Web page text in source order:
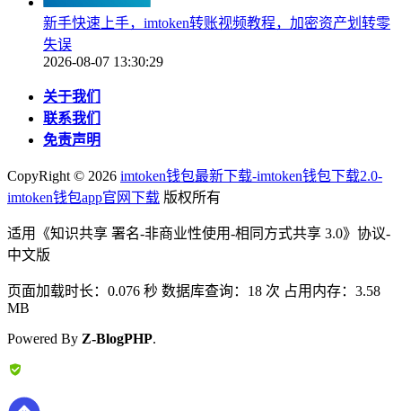
新手快速上手，imtoken转账视频教程，加密资产划转零
失误
2026-08-07 13:30:29
关于我们
联系我们
免责声明
CopyRight © 2026 imtoken钱包最新下载-imtoken钱包下载2.0-
imtoken钱包app官网下载 版权所有
适用《知识共享 署名-非商业性使用-相同方式共享 3.0》协议-
中文版
页面加载时长：0.076 秒 数据库查询：18 次 占用内存：3.58
MB
Powered By Z-BlogPHP.